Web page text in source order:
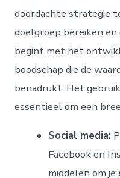
doordachte strategie
doelgroep bereiken
begint met het
boodschap die de
benadrukt. Het
essentieel om een
Social media:
Facebook en
middelen om